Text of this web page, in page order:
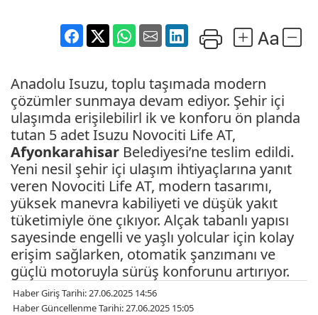
Anadolu Isuzu, toplu taşımada modern
çözümler sunmaya devam ediyor. Şehir içi
ulaşımda erişilebilirl ik ve konforu ön planda
tutan 5 adet Isuzu Novociti Life AT,
Afyonkarahisar Belediyesi’ne teslim edildi.
Yeni nesil şehir içi ulaşım ihtiyaçlarına yanıt
veren Novociti Life AT, modern tasarımı,
yüksek manevra kabiliyeti ve düşük yakıt
tüketimiyle öne çıkıyor. Alçak tabanlı yapısı
sayesinde engelli ve yaşlı yolcular için kolay
erişim sağlarken, otomatik şanzımanı ve
güçlü motoruyla sürüş konforunu artırıyor.
Haber Giriş Tarihi: 27.06.2025 14:56
Haber Güncellenme Tarihi: 27.06.2025 15:05